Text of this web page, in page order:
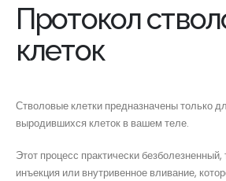
Протокол
клеток
Стволовые клетки предназначены только
выродившихся клеток в вашем теле.
Этот процесс практически безболезненный,
инъекция или внутривенное вливание,